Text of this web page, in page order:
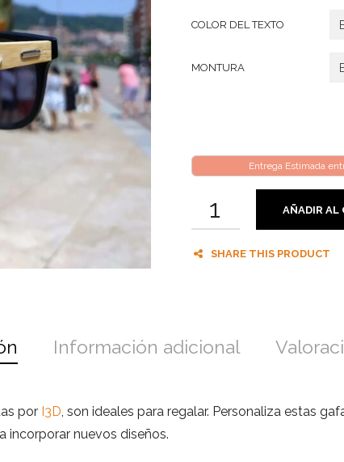
COLOR DEL TEXTO
MONTURA
Entrega Estimada
AÑADIR AL
SHARE THIS PRODUCT
Información adicional
por I3D, son ideales para regalar. Personaliza estas
incorporar nuevos diseños.